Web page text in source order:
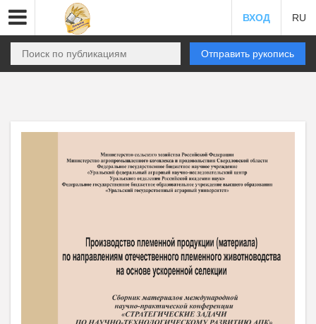
ВХОД RU
Отправить рукопись